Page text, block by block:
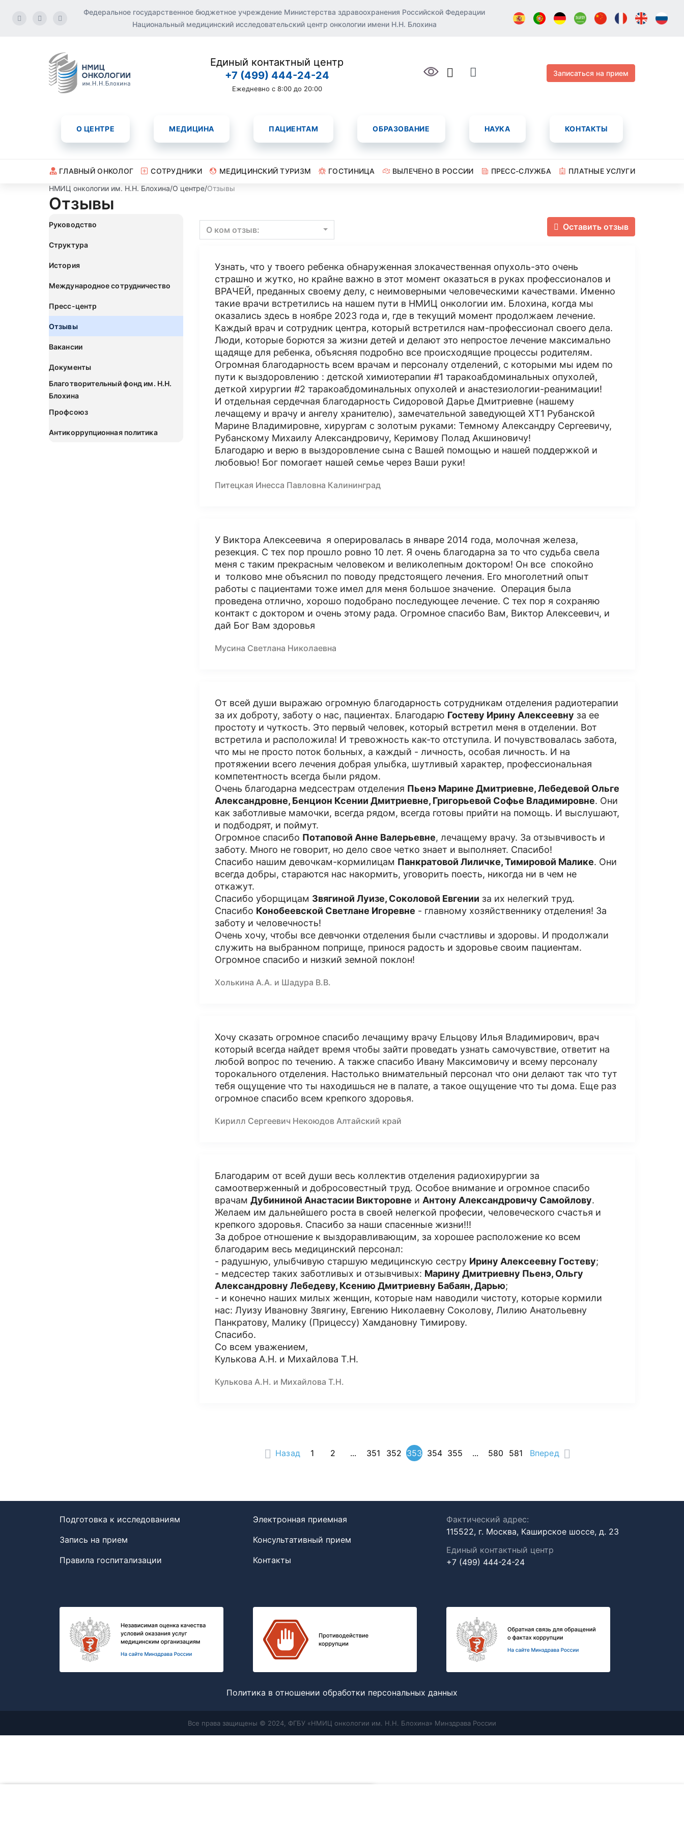
Федеральное государственное бюджетное учреждение Министерства здравоохранения Российской Федерации
Национальный медицинский исследовательский центр онкологии имени Н.Н. Блохина
Единый контактный центр
+7 (499) 444-24-24
Ежедневно с 8:00 до 20:00
Записаться на прием
О ЦЕНТРЕ МЕДИЦИНА ПАЦИЕНТАМ ОБРАЗОВАНИЕ НАУКА КОНТАКТЫ
ГЛАВНЫЙ ОНКОЛОГ СОТРУДНИКИ МЕДИЦИНСКИЙ ТУРИЗМ ГОСТИНИЦА ВЫЛЕЧЕНО В РОССИИ ПРЕСС-СЛУЖБА
ПЛАТНЫЕ УСЛУГИ
НМИЦ онкологии им. Н.Н. Блохина/О центре/Отзывы
Отзывы
Руководство
Структура
История
Международное сотрудничество
Пресс-центр
Отзывы
Вакансии
Документы
Благотворительный фонд им. Н.Н.
Блохина
Профсоюз
Антикоррупционная политика
Оставить отзыв
О ком отзыв:
Узнать, что у твоего ребенка обнаруженная злокачественная опухоль-это очень
страшно и жутко, но крайне важно в этот момент оказаться в руках профессионалов и
ВРАЧЕЙ, преданных своему делу, с неимоверными человеческими качествами. Именно
такие врачи встретились на нашем пути в НМИЦ онкологии им. Блохина, когда мы
оказались здесь в ноябре 2023 года и, где в текущий момент продолжаем лечение.
Каждый врач и сотрудник центра, который встретился нам-профессионал своего дела.
Люди, которые борются за жизни детей и делают это непростое лечение максимально
щадяще для ребенка, объясняя подробно все происходящие процессы родителям.
Огромная благодарность всем врачам и персоналу отделений, с которыми мы идем по
пути к выздоровлению : детской химиотерапии #1 таракоабдоминальных опухолей,
деткой хирургии #2 таракоабдоминальных опухолей и анастезиологии-реанимации!
И отдельная сердечная благодарность Сидоровой Дарье Дмитриевне (нашему
лечащему и врачу и ангелу хранителю), замечательной заведующей ХТ1 Рубанской
Марине Владимировне, хирургам с золотым руками: Темному Александру Сергеевичу,
Рубанскому Михаилу Александровичу, Керимову Полад Акшиновичу!
Благодарю и верю в выздоровление сына с Вашей помощью и нашей поддержкой и
любовью! Бог помогает нашей семье через Ваши руки!
Питецкая Инесса Павловна Калининград
У Виктора Алексеевича я оперировалась в январе 2014 года, молочная железа,
резекция. С тех пор прошло ровно 10 лет. Я очень благодарна за то что судьба свела
меня с таким прекрасным человеком и великолепным доктором! Он все спокойно
и толково мне объяснил по поводу предстоящего лечения. Его многолетний опыт
работы с пациентами тоже имел для меня большое значение. Операция была
проведена отлично, хорошо подобрано последующее лечение. С тех пор я сохраняю
контакт с доктором и очень этому рада. Огромное спасибо Вам, Виктор Алексеевич, и
дай Бог Вам здоровья
Мусина Светлана Николаевна
От всей души выражаю огромную благодарность сотрудникам отделения радиотерапии
за их доброту, заботу о нас, пациентах. Благодарю Гостеву Ирину Алексеевну за ее
простоту и чуткость. Это первый человек, который встретил меня в отделении. Вот
встретила и расположила! И тревожность как-то отступила. И почувствовалась забота,
что мы не просто поток больных, а каждый - личность, особая личность. И на
протяжении всего лечения добрая улыбка, шутливый характер, профессиональная
компетентность всегда были рядом.
Очень благодарна медсестрам отделения Пьенэ Марине Дмитриевне, Лебедевой Ольге
Александровне, Бенцион Ксении Дмитриевне, Григорьевой Софье Владимировне. Они
как заботливые мамочки, всегда рядом, всегда готовы прийти на помощь. И выслушают,
и подбодрят, и поймут.
Огромное спасибо Потаповой Анне Валерьевне, лечащему врачу. За отзывчивость и
заботу. Много не говорит, но дело свое четко знает и выполняет. Спасибо!
Спасибо нашим девочкам-кормилицам Панкратовой Лиличке, Тимировой Малике. Они
всегда добры, стараются нас накормить, уговорить поесть, никогда ни в чем не
откажут.
Спасибо уборщицам Звягиной Луизе, Соколовой Евгении за их нелегкий труд.
Спасибо Конобеевской Светлане Игоревне - главному хозяйственнику отделения! За
заботу и человечность!
Очень хочу, чтобы все девчонки отделения были счастливы и здоровы. И продолжали
служить на выбранном поприще, принося радость и здоровье своим пациентам.
Огромное спасибо и низкий земной поклон!
Холькина А.А. и Шадура В.В.
Хочу сказать огромное спасибо лечащиму врачу Ельцову Илья Владимирович, врач
который всегда найдет время чтобы зайти проведать узнать самочувствие, ответит на
любой вопрос по течению. А также спасибо Ивану Максимовичу и всему персоналу
торокального отделения. Настолько внимательный персонал что они делают так что тут
тебя ощущение что ты находишься не в палате, а такое ощущение что ты дома. Еще раз
огромное спасибо всем крепкого здоровья.
Кирилл Сергеевич Некоюдов Алтайский край
Благодарим от всей души весь коллектив отделения радиохирургии за
самоотверженный и добросовестный труд. Особое внимание и огромное спасибо
врачам Дубининой Анастасии Викторовне и Антону Александровичу Самойлову.
Желаем им дальнейшего роста в своей нелегкой професии, человеческого счастья и
крепкого здоровья. Спасибо за наши спасенные жизни!!!
За доброе отношение к выздоравливающим, за хорошее расположение ко всем
благодарим весь медицинский персонал:
- радушную, улыбчивую старшую медицинскую сестру Ирину Алексеевну Гостеву;
- медсестер таких заботливых и отзывчивых: Марину Дмитриевну Пьенэ, Ольгу
Александровну Лебедеву, Ксению Дмитриевну Бабаян, Дарью;
- и конечно наших милых женщин, которые нам наводили чистоту, которые кормили
нас: Луизу Ивановну Звягину, Евгению Николаевну Соколову, Лилию Анатольевну
Панкратову, Малику (Прицессу) Хамдановну Тимирову.
Спасибо.
Со всем уважением,
Кулькова А.Н. и Михайлова Т.Н.
Кулькова А.Н. и Михайлова Т.Н.
Назад 1 2 ... 351 352 353 354 355 ... 580 581 Вперед
Подготовка к исследованиям
Запись на прием
Правила госпитализации
Электронная приемная
Консультативный прием
Контакты
Фактический адрес:
115522, г. Москва, Каширское шоссе, д. 23
Единый контактный центр
+7 (499) 444-24-24
Политика в отношении обработки персональных данных
Все права защищены © 2024, ФГБУ «НМИЦ онкологии им. Н.Н. Блохина» Минздрава России